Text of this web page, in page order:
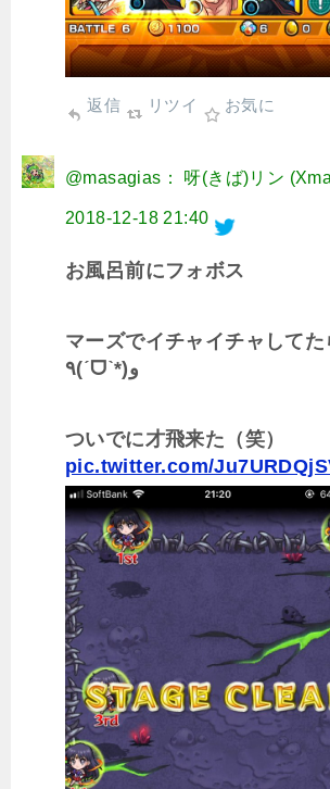
返信 リツイ お気に
@masagias： 呀(きば)リン
2018-12-18 21:40
お風呂前にフォボス
マーズでイチャイチャしてた
٩(ˊᗜˋ*)و
ついでに才飛来た（笑）
pic.twitter.com/